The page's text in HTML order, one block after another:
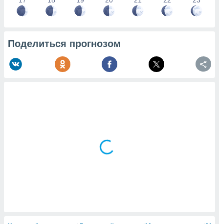
Поделиться прогнозом